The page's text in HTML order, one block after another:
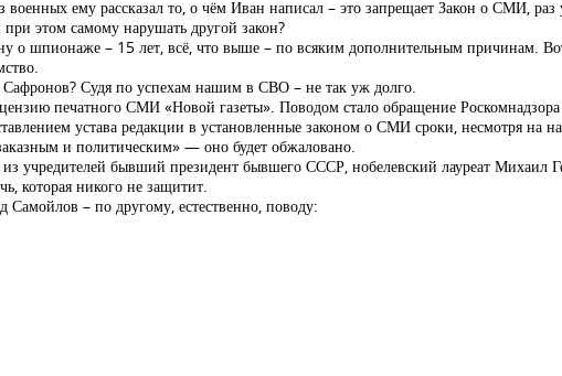
военных ему рассказал то, о чём Иван написал – это запрещает Закон о СМИ,
при этом самому нарушать другой закон?
о шпионаже – 15 лет, всё, что выше – по всяким дополнительным причинам.
Сафронов? Судя по успехам нашим в СВО – не так уж долго.
печатного СМИ «Новой газеты». Поводом стало обращение
устава редакции в установленные законом о СМИ сроки, несмотря
и политическим» — оно будет обжаловано.
учредителей бывший президент бывшего СССР, нобелевский лауреат Михаил
которая никого не защитит.
Самойлов – по другому, естественно, поводу: